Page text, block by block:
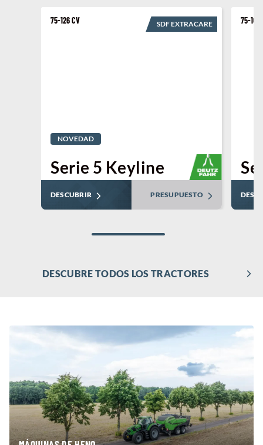
DESCUBRE TODOS LOS TRACTORES
75-126 CV
NOVEDAD
SDF EXTRACARE
Serie 5 Keyline
DESCUBRIR PRESUPUESTO
75-106